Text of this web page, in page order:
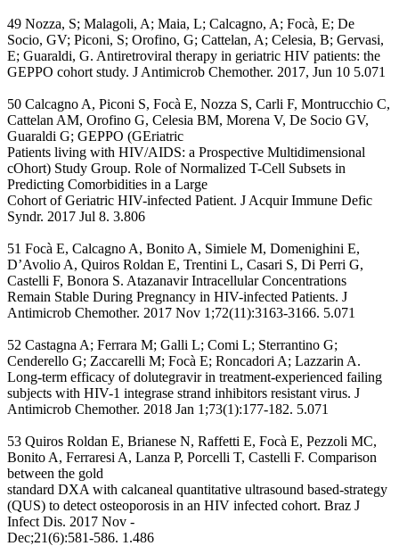
49 Nozza, S; Malagoli, A; Maia, L; Calcagno, A; Focà, E; De
Socio, GV; Piconi, S; Orofino, G; Cattelan, A; Celesia, B; Gervasi,
E; Guaraldi, G. Antiretroviral therapy in geriatric HIV patients: the
GEPPO cohort study. J Antimicrob Chemother. 2017, Jun 10 5.071
50 Calcagno A, Piconi S, Focà E, Nozza S, Carli F, Montrucchio C,
Cattelan AM, Orofino G, Celesia BM, Morena V, De Socio GV,
Guaraldi G; GEPPO (GEriatric
Patients living with HIV/AIDS: a Prospective Multidimensional
cOhort) Study Group. Role of Normalized T-Cell Subsets in
Predicting Comorbidities in a Large
Cohort of Geriatric HIV-infected Patient. J Acquir Immune Defic
Syndr. 2017 Jul 8. 3.806
51 Focà E, Calcagno A, Bonito A, Simiele M, Domenighini E,
D’Avolio A, Quiros Roldan E, Trentini L, Casari S, Di Perri G,
Castelli F, Bonora S. Atazanavir Intracellular Concentrations
Remain Stable During Pregnancy in HIV-infected Patients. J
Antimicrob Chemother. 2017 Nov 1;72(11):3163-3166. 5.071
52 Castagna A; Ferrara M; Galli L; Comi L; Sterrantino G;
Cenderello G; Zaccarelli M; Focà E; Roncadori A; Lazzarin A.
Long-term efficacy of dolutegravir in treatment-experienced failing
subjects with HIV-1 integrase strand inhibitors resistant virus. J
Antimicrob Chemother. 2018 Jan 1;73(1):177-182. 5.071
53 Quiros Roldan E, Brianese N, Raffetti E, Focà E, Pezzoli MC,
Bonito A, Ferraresi A, Lanza P, Porcelli T, Castelli F. Comparison
between the gold
standard DXA with calcaneal quantitative ultrasound based-strategy
(QUS) to detect osteoporosis in an HIV infected cohort. Braz J
Infect Dis. 2017 Nov -
Dec;21(6):581-586. 1.486